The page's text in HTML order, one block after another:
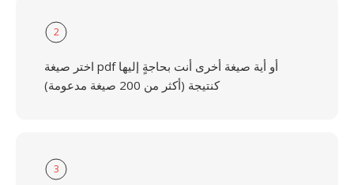
2
اختر صيغة pdf أو أية صيغة أخرى أنت بحاجةٍ إليها
كنتيجة (أكثر من 200 صيغة مدعومة)
3